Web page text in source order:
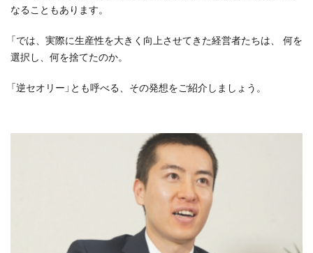
なることもあります。
「では、実際に生産性を大きく向上させてきた経営者たちは、 何を
選択し、何を捨てたのか。
「逆セオリー」とも呼べる、その発想をご紹介しましょう。